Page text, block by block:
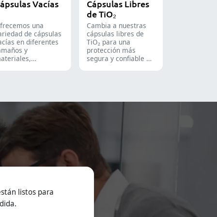
Vacías
una
de cápsulas
en diferentes
y
de
y de
de
de
inmediata,
Cápsulas Libres
de TiO₂
Cambia a nuestras
cápsulas libres de
TiO₂ para una
protección más
segura y confiable de
listos para